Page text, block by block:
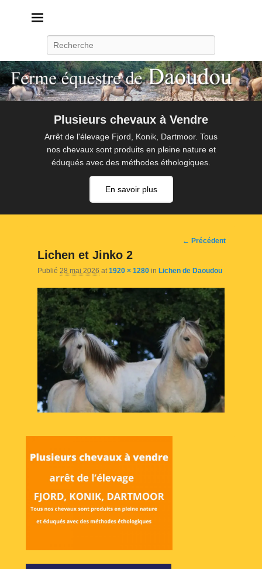
Plusieurs chevaux à Vendre
Arrêt de l'élevage Fjord, Konik, Dartmoor. Tous
nos chevaux sont produits en pleine nature et
éduqués avec des méthodes éthologiques.
En savoir plus
Navigation
← Précédent
Lichen et Jinko 2
Publié 28 mai 2026 at 1920 × 1280 in Lichen de Daoudou